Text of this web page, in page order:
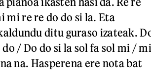
mi re re do do si la. Eta
ditu guraso izateak.
/ Do do si la sol fa sol mi / mi
na. Hasperena ere nota bat